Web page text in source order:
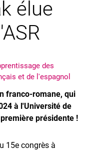
élue
des
et de l'espagnol
franco-romane, qui
à l'Université de
présidente !
15e congrès à